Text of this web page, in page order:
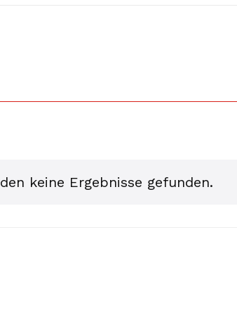
Hinweis
keine Ergebnisse gefunden.